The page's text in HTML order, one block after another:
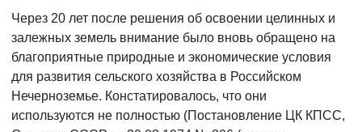
Через 20 лет после решения об освоении целинных и
залежных земель внимание было вновь обращено на
благоприятные природные и экономические условия
для развития сельского хозяйства в Российском
Нечерноземье. Констатировалось, что они
используются не полностью (Постановление ЦК КПСС,